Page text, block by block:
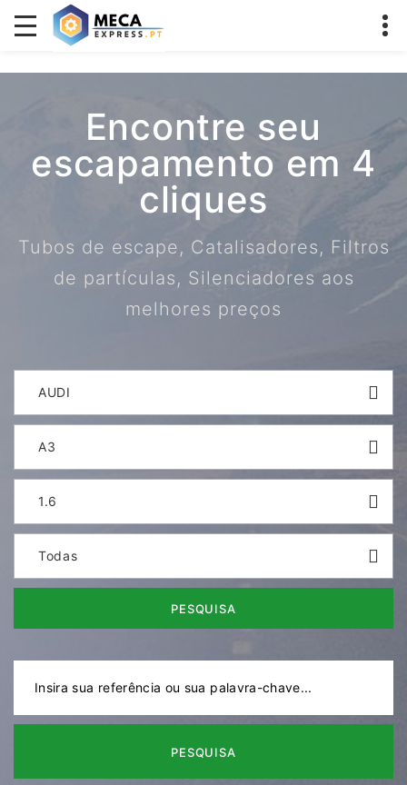
Encontre seu
escapamento em 4
cliques
Tubos de escape, Catalisadores, Filtros
de partículas, Silenciadores aos
melhores preços
AUDI
A3
1.6
Todas
PESQUISA
PESQUISA